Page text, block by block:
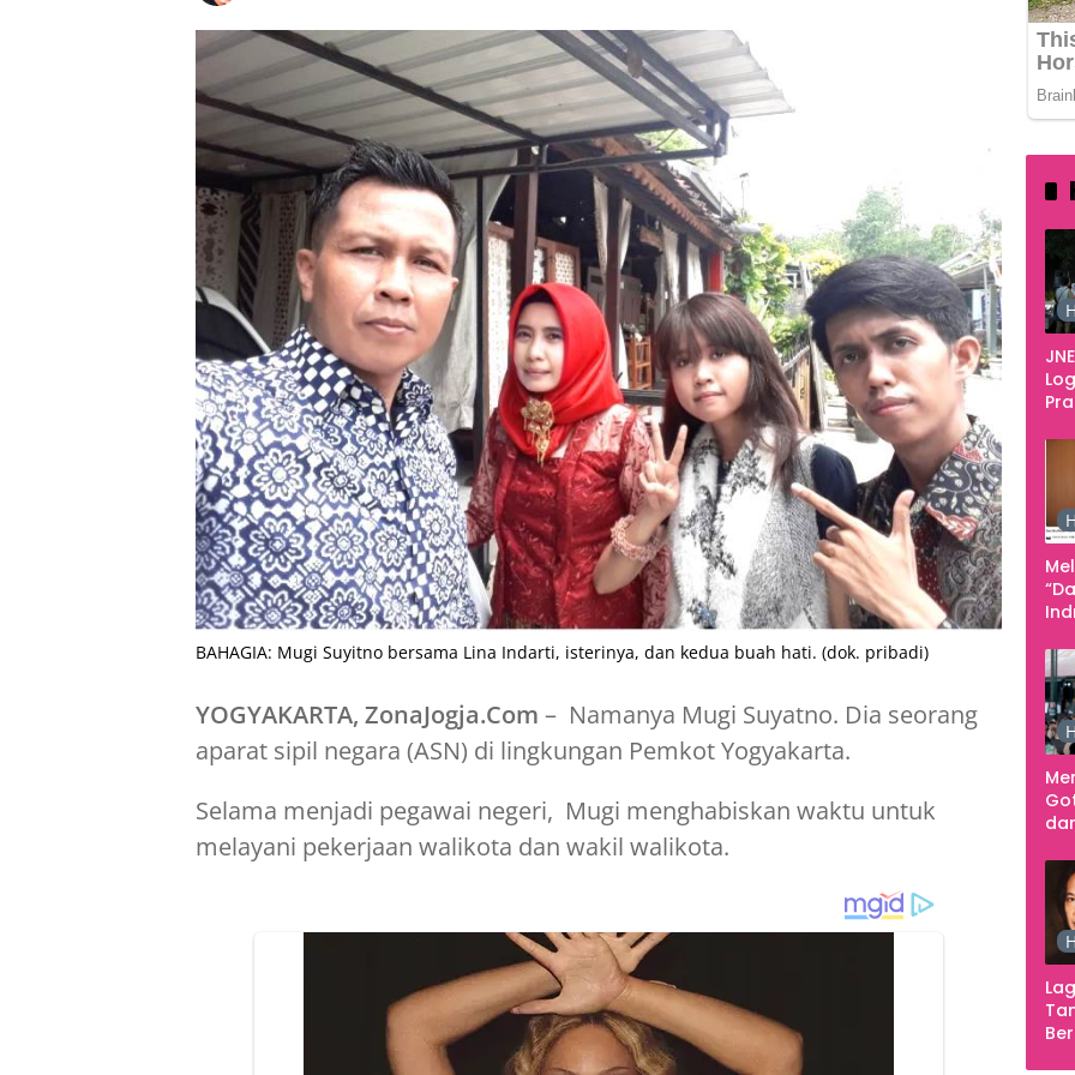
BAHAGIA: Mugi Suyitno bersama Lina Indarti, isterinya, dan kedua buah hati. (dok. pribadi)
YOGYAKARTA, ZonaJogja.Com – Namanya Mugi Suyatno. Dia seorang
aparat sipil negara (ASN) di lingkungan Pemkot Yogyakarta.
Selama menjadi pegawai negeri, Mugi menghabiskan waktu untuk
melayani pekerjaan walikota dan wakil walikota.